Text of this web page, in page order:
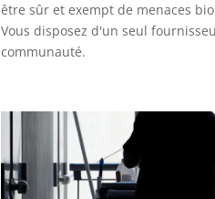
être sûr et exempt de menaces
Vous disposez d'un seul
communauté.